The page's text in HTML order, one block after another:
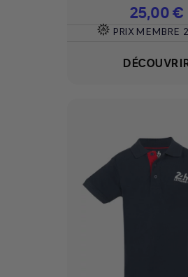
Prix
25,00 €
PRIX MEMBRE